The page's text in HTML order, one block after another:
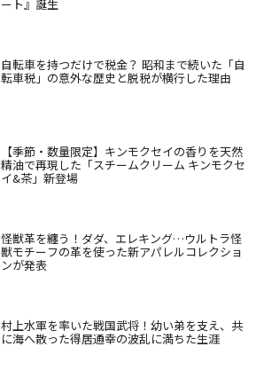
ート』誕生
自転車を持つだけで税金？ 昭和まで続いた「自
転車税」の意外な歴史と脱税が横行した理由
【季節・数量限定】キンモクセイの香りを天然
精油で再現した「スチームクリーム キンモクセ
イ&茶」新登場
怪獣革を纏う！ダダ、エレキング…ウルトラ怪
獣モチーフの革を使った新アパレルコレクショ
ンが発表
村上水軍を率いた戦国武将！幼い弟を支え、共
に海へ散った得居通幸の波乱に満ちた生涯